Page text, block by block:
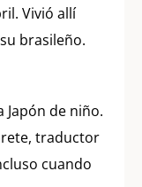
Vivió allí
brasileño.
Japón de niño.
traductor
cuando